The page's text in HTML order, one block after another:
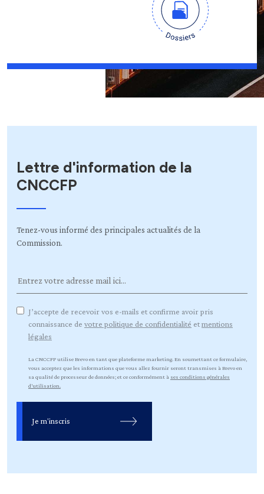
Lettre d'information de la
CNCCFP
Tenez-vous informé des principales actualités de la
Commission.
J’accepte de recevoir vos e-mails et confirme avoir pris
connaissance de votre politique de confidentialité etmentions
légales
La CNCCFP utilise Brevo en tant que plateforme marketing. En soumettant ce formulaire,
vous acceptez que les informations que vous allez fournir seront transmises à Brevo en
sa qualité de processeur de données; et ce conformément à ses conditions générales
d’utilisation.
Je m'inscris